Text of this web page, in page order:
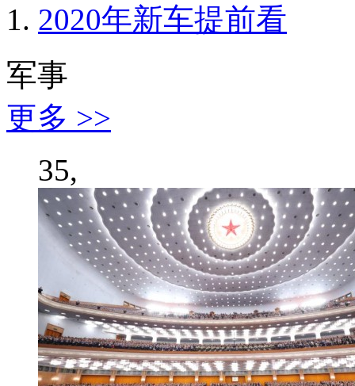
2020年新车提前看
军事
更多 >>
35,